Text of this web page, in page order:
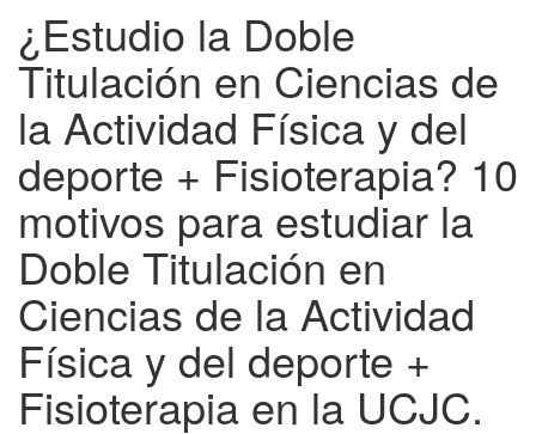
¿Estudio la Doble
Titulación en Ciencias de
la Actividad Física y del
deporte + Fisioterapia? 10
motivos para estudiar la
Doble Titulación en
Ciencias de la Actividad
Física y del deporte +
Fisioterapia en la UCJC.